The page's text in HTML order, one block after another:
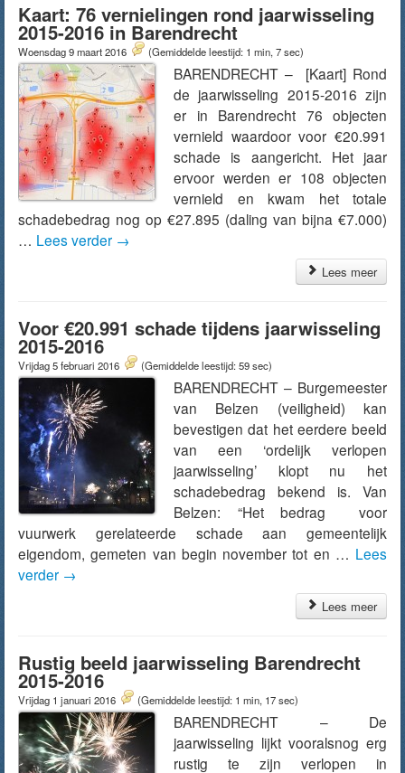
Kaart: 76 vernielingen rond jaarwisseling
2015-2016 in Barendrecht
Woensdag 9 maart 2016 (Gemiddelde leestijd: 1 min, 7 sec)
BARENDRECHT – [Kaart] Rond
de jaarwisseling 2015-2016 zijn
er in Barendrecht 76 objecten
vernield waardoor voor €20.991
schade is aangericht. Het jaar
ervoor werden er 108 objecten
vernield en kwam het totale
schadebedrag nog op €27.895 (daling van bijna €7.000)
… Lees verder →
Lees meer
Voor €20.991 schade tijdens jaarwisseling
2015-2016
Vrijdag 5 februari 2016 (Gemiddelde leestijd: 59 sec)
BARENDRECHT – Burgemeester
van Belzen (veiligheid) kan
bevestigen dat het eerdere beeld
van een ‘ordelijk verlopen
jaarwisseling’ klopt nu het
schadebedrag bekend is. Van
Belzen: “Het bedrag voor
vuurwerk gerelateerde schade aan gemeentelijk
eigendom, gemeten van begin november tot en … Lees
verder →
Lees meer
Rustig beeld jaarwisseling Barendrecht
2015-2016
Vrijdag 1 januari 2016 (Gemiddelde leestijd: 1 min, 17 sec)
BARENDRECHT – De
jaarwisseling lijkt vooralsnog erg
rustig te zijn verlopen in